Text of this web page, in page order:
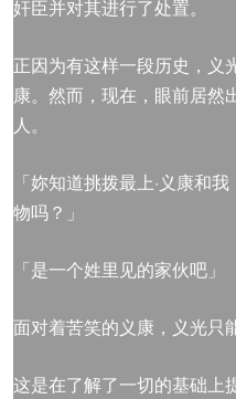
奸臣并对其进行了处置。
正因为有这样一段历史，义
康。然而，现在，眼前居然
人。
「妳知道挑拨最上·义康和
物吗？」
「是一个姓里见的家伙吧」
面对着苦笑的义康，义光只
这是在了解了一切的基础上